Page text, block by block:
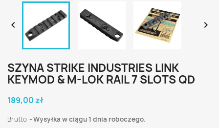
 
SZYNA STRIKE INDUSTRIES LINK
KEYMOD & M-LOK RAIL 7 SLOTS QD
189,00 zł
Brutto Wysyłka w ciągu 1 dnia roboczego.